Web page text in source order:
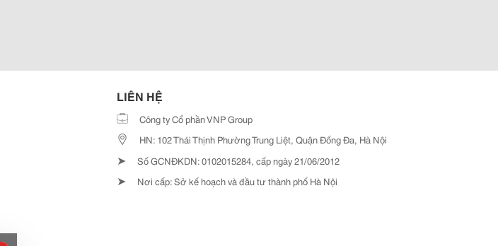
LIÊN HỆ
Công ty Cổ phần VNP Group
HN: 102 Thái Thịnh Phường Trung Liệt, Quận Đống Đa, Hà Nội
➤ Số GCNĐKDN: 0102015284, cấp ngày 21/06/2012
➤ Nơi cấp: Sở kế hoạch và đầu tư thành phố Hà Nội